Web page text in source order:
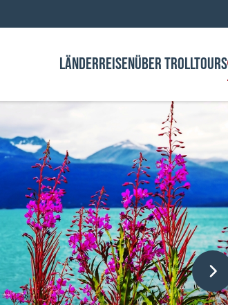
LÄNDERREISENÜBER TROLLTOURS